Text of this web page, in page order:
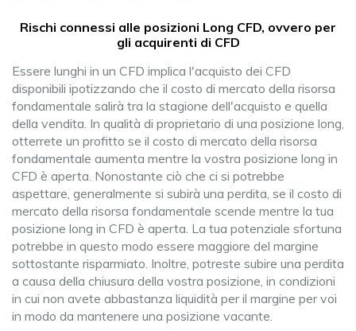
Rischi connessi alle posizioni Long CFD, ovvero per
gli acquirenti di CFD
Essere lunghi in un CFD implica l'acquisto dei CFD
disponibili ipotizzando che il costo di mercato della risorsa
fondamentale salirà tra la stagione dell'acquisto e quella
della vendita. In qualità di proprietario di una posizione long,
otterrete un profitto se il costo di mercato della risorsa
fondamentale aumenta mentre la vostra posizione long in
CFD è aperta. Nonostante ciò che ci si potrebbe
aspettare, generalmente si subirà una perdita, se il costo di
mercato della risorsa fondamentale scende mentre la tua
posizione long in CFD è aperta. La tua potenziale sfortuna
potrebbe in questo modo essere maggiore del margine
sottostante risparmiato. Inoltre, potreste subire una perdita
a causa della chiusura della vostra posizione, in condizioni
in cui non avete abbastanza liquidità per il margine per voi
in modo da mantenere una posizione vacante.